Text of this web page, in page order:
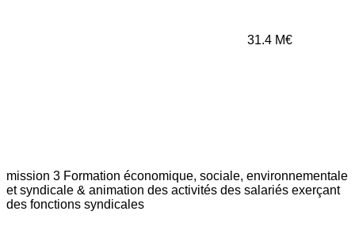
31.4 M€
mission 3 Formation économique, sociale, environnementale
et syndicale & animation des activités des salariés exerçant
des fonctions syndicales